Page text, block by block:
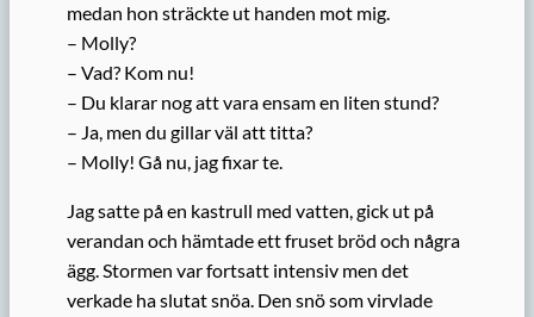
medan hon sträckte ut handen mot mig.
– Molly?
– Vad? Kom nu!
– Du klarar nog att vara ensam en liten stund?
– Ja, men du gillar väl att titta?
– Molly! Gå nu, jag fixar te.
Jag satte på en kastrull med vatten, gick ut på
verandan och hämtade ett fruset bröd och några
ägg. Stormen var fortsatt intensiv men det
verkade ha slutat snöa. Den snö som virvlade